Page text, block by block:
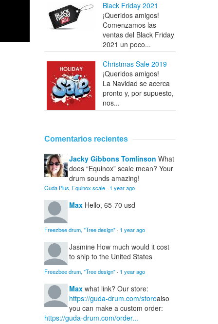
Black Friday 2021
¡Queridos amigos!
Comenzamos las
ventas del Black Friday
2021 un poco...
Christmas Sale 2019
¡Queridos amigos!
La Navidad se acerca
pronto y, por supuesto,
nos...
Comentarios recientes
Jacky Gibbons Tomlinson What
does “Equinox” scale mean? Your
drum sounds amazing!
Guda Plus, Equinox scale · 1 year ago
Max Hello, 65-70 usd
Freezbee drum, "Tree design" · 1 year ago
Jasmine How much would it cost
to ship to the United States
Freezbee drum, "Tree design" · 1 year ago
Max what link? Our store:
https://guda-drum.com/storealso
you can make a custom order:
https://guda-drum.com/order...